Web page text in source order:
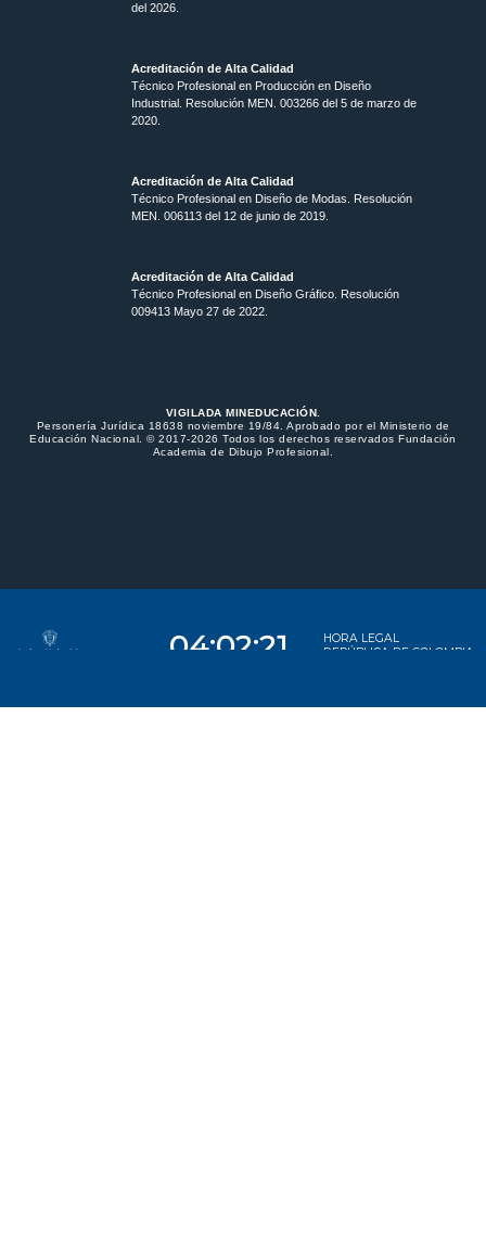
del 2026.
Acreditación de Alta Calidad
Técnico Profesional en Producción en Diseño
Industrial. Resolución MEN. 003266 del 5 de marzo de
2020.
Acreditación de Alta Calidad
Técnico Profesional en Diseño de Modas. Resolución
MEN. 006113 del 12 de junio de 2019.
Acreditación de Alta Calidad
Técnico Profesional en Diseño Gráfico. Resolución
009413 Mayo 27 de 2022.
VIGILADA MINEDUCACIÓN.
Personería Jurídica 18638 noviembre 19/84. Aprobado por el Ministerio de
Educación Nacional. © 2017-2026 Todos los derechos reservados Fundación
Academia de Dibujo Profesional.